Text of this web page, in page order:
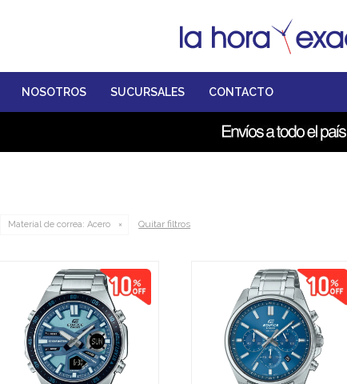
NOSOTROS SUCURSALES CONTACTO
Material de correa: Acero Quitar filtros